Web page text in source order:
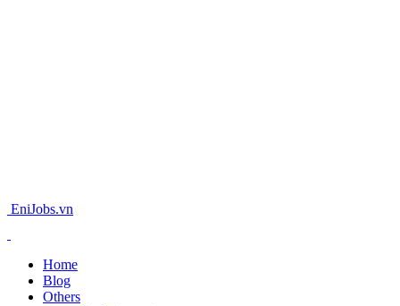
EniJobs.vn
Home
Blog
Others